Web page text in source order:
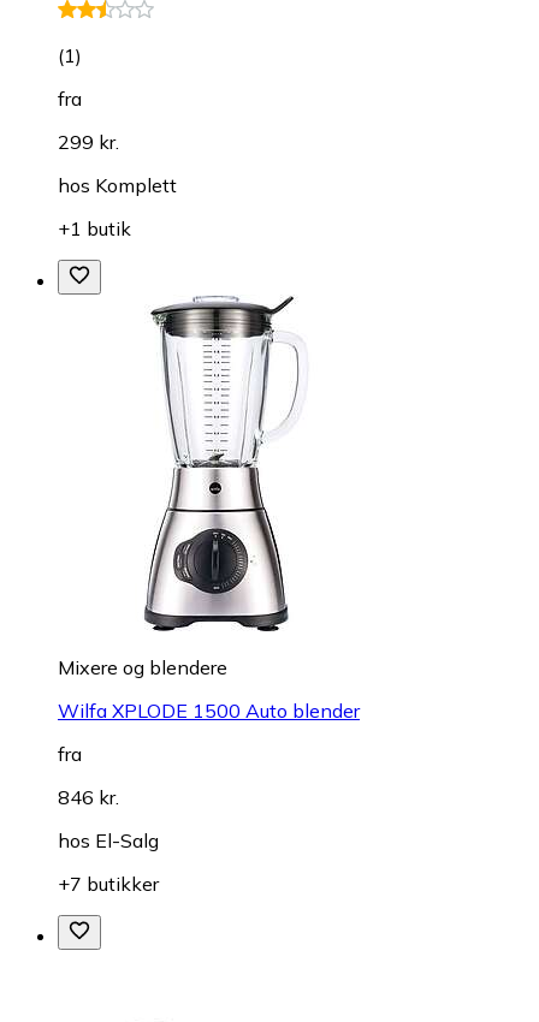
(1)
fra
299 kr.
hos Komplett
+1 butik
Mixere og blendere
Wilfa XPLODE 1500 Auto blender
fra
846 kr.
hos El-Salg
+7 butikker